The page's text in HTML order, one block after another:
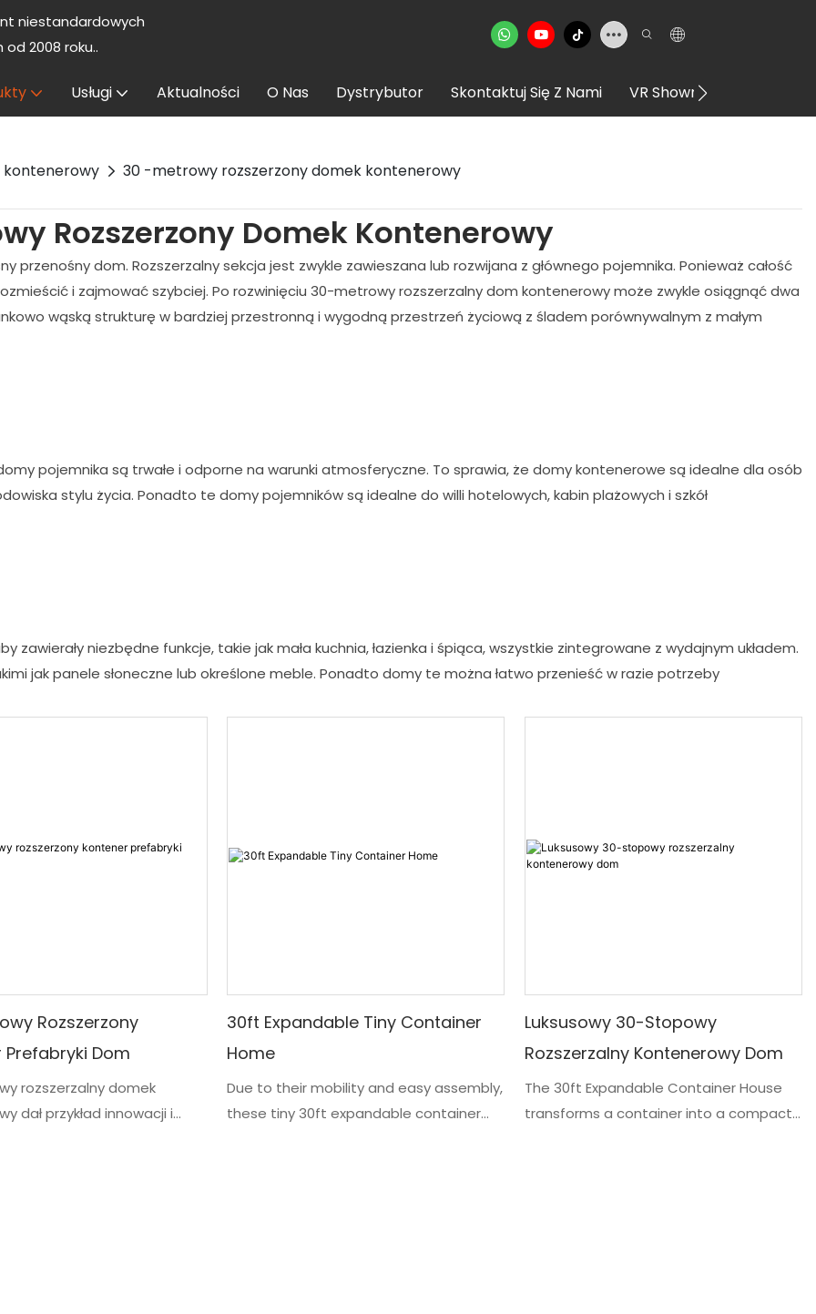
niestandardowych
2008 roku..
Usługi Aktualności O Nas Dystrybutor Skontaktuj Się Z Nami VR Showroom
kontenerowy 30 -metrowy rozszerzony domek kontenerowy
Rozszerzony Domek Kontenerowy
dom. Rozszerzalny sekcja jest zwykle zawieszana lub rozwijana z głównego pojemnika. Ponieważ całość
i zajmować szybciej. Po rozwinięciu 30-metrowy rozszerzalny dom kontenerowy może zwykle osiągnąć dwa
wąską strukturę w bardziej przestronną i wygodną przestrzeń życiową z śladem porównywalnym z małym
pojemnika są trwałe i odporne na warunki atmosferyczne. To sprawia, że ​​domy kontenerowe są idealne dla osób
stylu życia. Ponadto te domy pojemników są idealne do willi hotelowych, kabin plażowych i szkół
zawierały niezbędne funkcje, takie jak mała kuchnia, łazienka i śpiąca, wszystkie zintegrowane z wydajnym układem.
jak panele słoneczne lub określone meble. Ponadto domy te można łatwo przenieść w razie potrzeby
Rozszerzony
Prefabryki Dom
rozszerzalny domek
dał przykład innowacji i
30ft Expandable Tiny Container
Home
Due to their mobility and easy assembly,
these tiny 30ft expandable container
Luksusowy 30-Stopowy
Rozszerzalny Kontenerowy Dom
The 30ft Expandable Container House
transforms a container into a compact